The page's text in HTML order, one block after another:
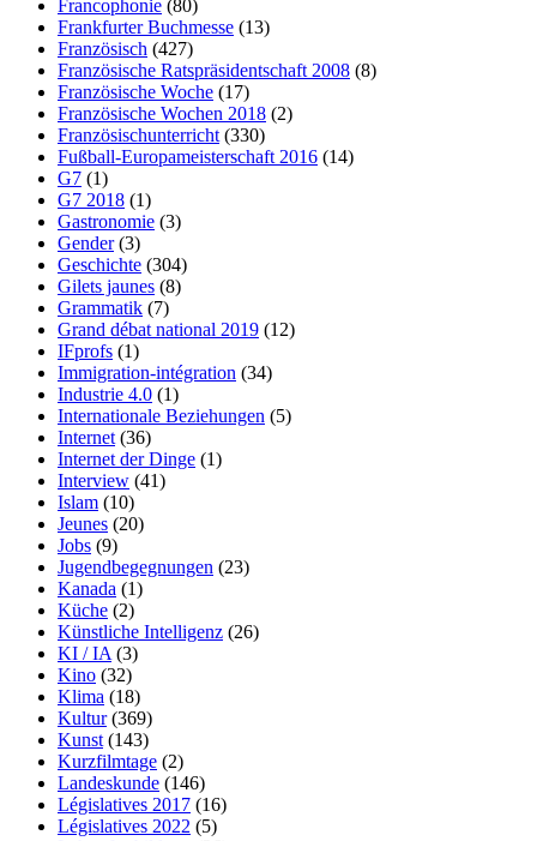
Francophonie (80)
Frankfurter Buchmesse (13)
Französisch (427)
Französische Ratspräsidentschaft 2008 (8)
Französische Woche (17)
Französische Wochen 2018 (2)
Französischunterricht (330)
Fußball-Europameisterschaft 2016 (14)
G7 (1)
G7 2018 (1)
Gastronomie (3)
Gender(3)
Geschichte (304)
Gilets jaunes (8)
Grammatik (7)
Grand débat national 2019 (12)
IFprofs (1)
Immigration-intégration (34)
Industrie 4.0 (1)
Internationale Beziehungen (5)
Internet (36)
Internet der Dinge (1)
Interview (41)
Islam (10)
Jeunes (20)
Jobs (9)
Jugendbegegnungen (23)
Kanada (1)
Küche (2)
Künstliche Intelligenz (26)
KI / IA (3)
Kino (32)
Klima (18)
Kultur(369)
Kunst (143)
Kurzfilmtage (2)
Landeskunde (146)
Législatives 2017 (16)
Législatives 2022 (5)